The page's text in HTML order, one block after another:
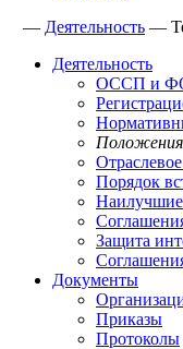
— Деятельность —
Деятельность
ОССП и
Положения
Порядок
Наилучшие
Защита
Документы
Приказы
Протоколы